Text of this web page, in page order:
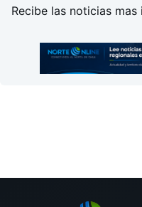
Recibe las noticias